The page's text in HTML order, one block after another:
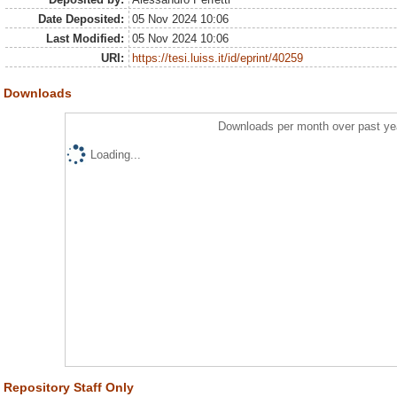
Date Deposited:
05 Nov 2024 10:06
Last Modified:
05 Nov 2024 10:06
URI:
https://tesi.luiss.it/id/eprint/40259
Downloads
Downloads per month over past
Loading...
Repository Staff Only